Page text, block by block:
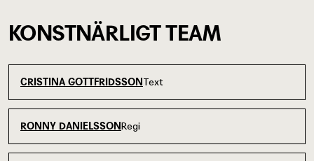
KONSTNÄRLIGT TEAM
CRISTINA GOTTFRIDSSON Text
RONNY DANIELSSONRegi